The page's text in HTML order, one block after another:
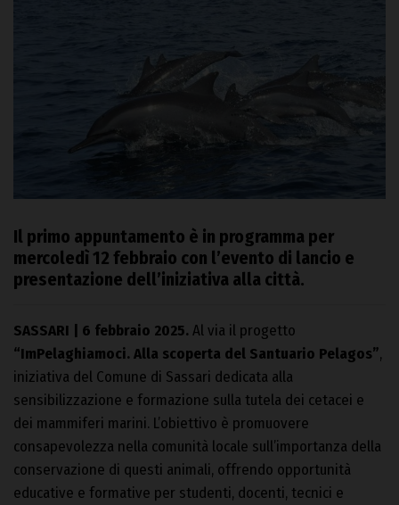
Il primo appuntamento è in programma per
mercoledì 12 febbraio con l’evento di lancio e
presentazione dell’iniziativa alla città.
SASSARI | 6 febbraio 2025.Al via il progetto
“ImPelaghiamoci. Alla scoperta del Santuario Pelagos”,
iniziativa del Comune di Sassari dedicata alla
sensibilizzazione e formazione sulla tutela dei cetacei e
dei mammiferi marini. L’obiettivo è promuovere
consapevolezza nella comunità locale sull’importanza della
conservazione di questi animali, offrendo opportunità
educative e formative per studenti, docenti, tecnici e